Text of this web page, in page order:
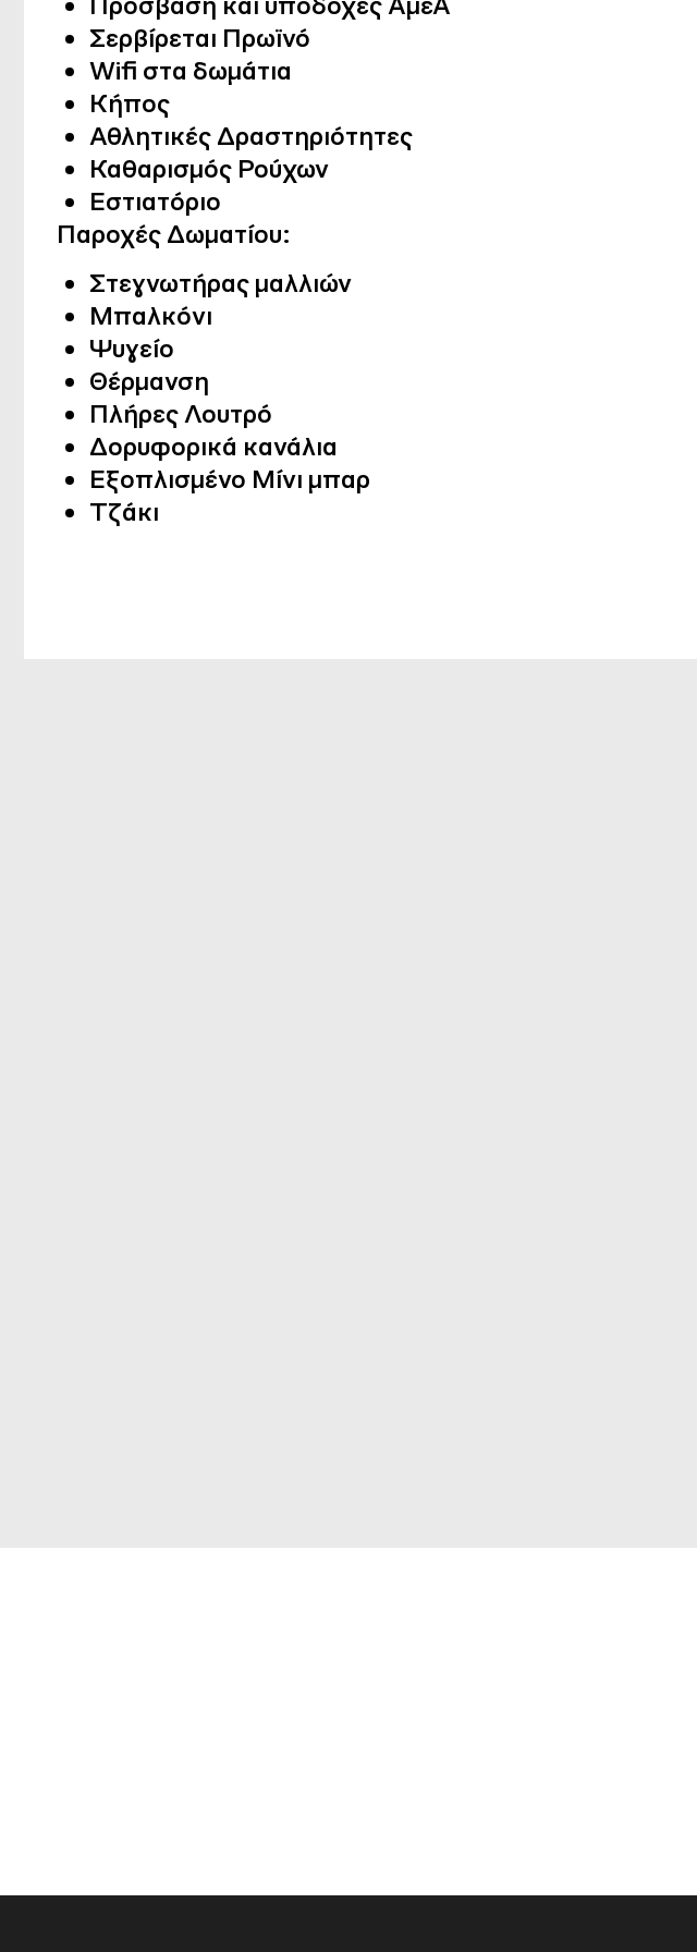
Σερβίρεται Πρωϊνό
Wifi στα δωμάτια
Κήπος
Αθλητικές Δραστηριότητες
Καθαρισμός Ρούχων
Εστιατόριο
Παροχές Δωματίου:
Στεγνωτήρας μαλλιών
Μπαλκόνι
Ψυγείο
Θέρμανση
Πλήρες Λουτρό
Δορυφορικά κανάλια
Εξοπλισμένο Μίνι μπαρ
Τζάκι